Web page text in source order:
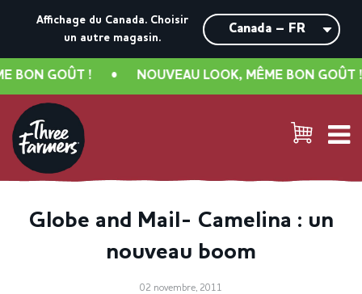
Affichage du Canada. Choisir
un autre magasin.
BON GOÛT ! NOUVEAU LOOK, MÊME BON GOÛT !
Globe and Mail- Camelina : un
nouveau boom
02 novembre, 2011